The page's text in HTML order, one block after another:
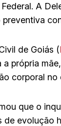
A
preventiva
de Goiás (
própria
corporal
que o
de evolução